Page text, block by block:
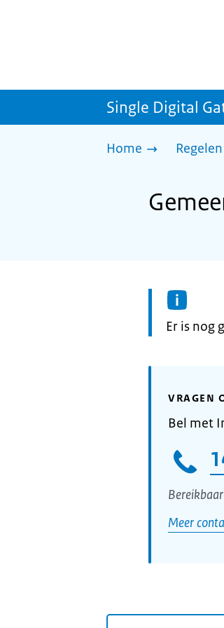
Single Digital
Home
Er is nog
VRAGEN
Bel met
Meer